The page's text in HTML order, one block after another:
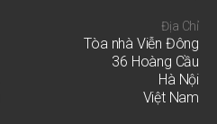
Địa Chỉ
Tòa nhà Viễn Đông
36 Hoàng Cầu
Hà Nội
Việt Nam